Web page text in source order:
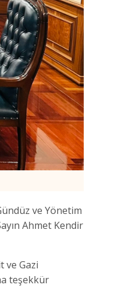
ve Yönetim
Ahmet Kendir
ve Gazi
teşekkür